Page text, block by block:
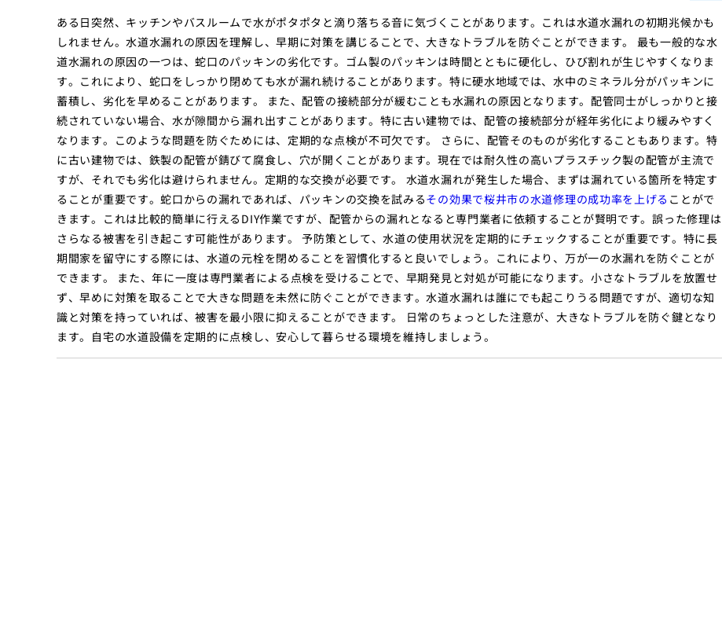
ある日突然、キッチンやバスルームで水がポタポタと滴り落ちる音に気づくことがあります。これは水道水漏れの初期兆候かも
しれません。水道水漏れの原因を理解し、早期に対策を講じることで、大きなトラブルを防ぐことができます。 最も一般的な水
道水漏れの原因の一つは、蛇口のパッキンの劣化です。ゴム製のパッキンは時間とともに硬化し、ひび割れが生じやすくなりま
す。これにより、蛇口をしっかり閉めても水が漏れ続けることがあります。特に硬水地域では、水中のミネラル分がパッキンに
蓄積し、劣化を早めることがあります。 また、配管の接続部分が緩むことも水漏れの原因となります。配管同士がしっかりと接
続されていない場合、水が隙間から漏れ出すことがあります。特に古い建物では、配管の接続部分が経年劣化により緩みやすく
なります。このような問題を防ぐためには、定期的な点検が不可欠です。 さらに、配管そのものが劣化することもあります。特
に古い建物では、鉄製の配管が錆びて腐食し、穴が開くことがあります。現在では耐久性の高いプラスチック製の配管が主流で
すが、それでも劣化は避けられません。定期的な交換が必要です。 水道水漏れが発生した場合、まずは漏れている箇所を特定す
ることが重要です。蛇口からの漏れであれば、パッキンの交換を試みるその効果で桜井市の水道修理の成功率を上げる ことがで
きます。これは比較的簡単に行えるDIY作業ですが、配管からの漏れとなると専門業者に依頼することが賢明です。誤った修理は
さらなる被害を引き起こす可能性があります。 予防策として、水道の使用状況を定期的にチェックすることが重要です。特に長
期間家を留守にする際には、水道の元栓を閉めることを習慣化すると良いでしょう。これにより、万が一の水漏れを防ぐことが
できます。 また、年に一度は専門業者による点検を受けることで、早期発見と対処が可能になります。小さなトラブルを放置せ
ず、早めに対策を取ることで大きな問題を未然に防ぐことができます。水道水漏れは誰にでも起こりうる問題ですが、適切な知
識と対策を持っていれば、被害を最小限に抑えることができます。 日常のちょっとした注意が、大きなトラブルを防ぐ鍵となり
ます。自宅の水道設備を定期的に点検し、安心して暮らせる環境を維持しましょう。